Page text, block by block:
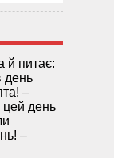
й питає:
день
–
цей день
–